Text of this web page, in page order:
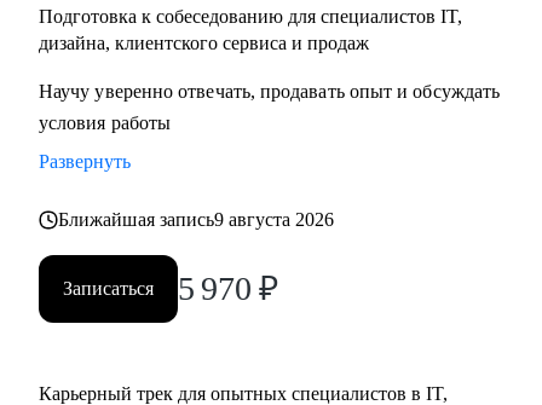
Подготовка к собеседованию для специалистов IT,
дизайна, клиентского сервиса и продаж
Научу уверенно отвечать, продавать опыт и обсуждать
условия работы
Развернуть
Ближайшая запись9 августа 2026
Записаться 5 970 ₽
Карьерный трек для опытных специалистов в IT,